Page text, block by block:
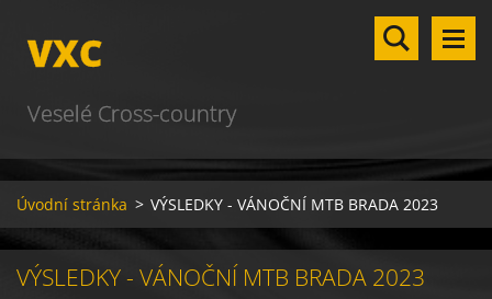
VXC
Veselé Cross-country
Úvodní stránka > VÝSLEDKY - VÁNOČNÍ MTB BRADA 2023
VÝSLEDKY - VÁNOČNÍ MTB BRADA 2023